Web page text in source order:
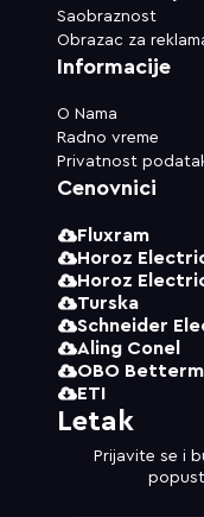
Saobraznost
Obrazac za
Informacije
O Nama
Radno vreme
Privatnost
Cenovnici
Fluxram
Horoz
Horoz
Turska
Schneider
Aling Conel
OBO
ETI
Letak
Prijavite se i